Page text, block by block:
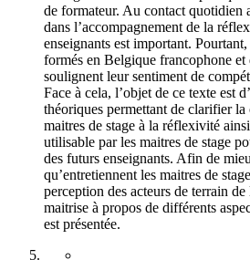
de formateur. Au contact quotidien
dans l’accompagnement de la
enseignants est important.
formés en Belgique francophone et
soulignent leur sentiment de
Face à cela, l’objet de ce texte est
théoriques permettant de clarifier
maitres de stage à la réflexivité
utilisable par les maitres de stage
des futurs enseignants. Afin de
qu’entretiennent les maitres de
perception des acteurs de terrain
maitrise à propos de différents
est présentée.